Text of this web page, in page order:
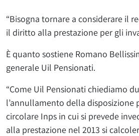
“Bisogna tornare a considerare il
il diritto alla prestazione per gli
È quanto sostiene Romano
generale Uil Pensionati.
“Come Uil Pensionati chiediamo
l’annullamento della disposizione
circolare Inps in cui si prevede
alla prestazione nel 2013 si